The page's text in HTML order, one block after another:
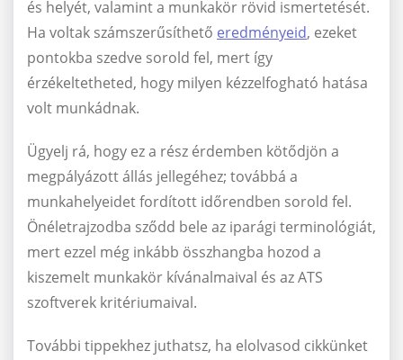
és helyét, valamint a munkakör rövid ismertetését.
Ha voltak számszerűsíthető eredményeid, ezeket
pontokba szedve sorold fel, mert így
érzékeltetheted, hogy milyen kézzelfogható hatása
volt munkádnak.
Ügyelj rá, hogy ez a rész érdemben kötődjön a
megpályázott állás jellegéhez; továbbá a
munkahelyeidet fordított időrendben sorold fel.
Önéletrajzodba sződd bele az iparági terminológiát,
mert ezzel még inkább összhangba hozod a
kiszemelt munkakör kívánalmaival és az ATS
szoftverek kritériumaival.
További tippekhez juthatsz, ha elolvasod cikkünket